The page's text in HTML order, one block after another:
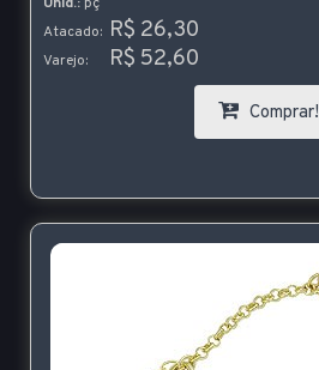
Atacado: R$ 26,30
Varejo: R$ 52,60
Comprar!